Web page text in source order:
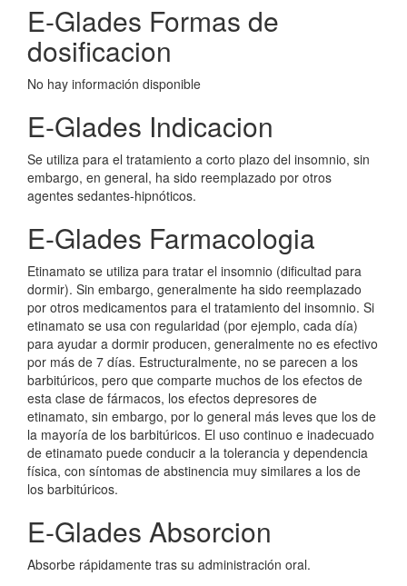
E-Glades Formas de
dosificacion
No hay información disponible
E-Glades Indicacion
Se utiliza para el tratamiento a corto plazo del insomnio, sin
embargo, en general, ha sido reemplazado por otros
agentes sedantes-hipnóticos.
E-Glades Farmacologia
Etinamato se utiliza para tratar el insomnio (dificultad para
dormir). Sin embargo, generalmente ha sido reemplazado
por otros medicamentos para el tratamiento del insomnio. Si
etinamato se usa con regularidad (por ejemplo, cada día)
para ayudar a dormir producen, generalmente no es efectivo
por más de 7 días. Estructuralmente, no se parecen a los
barbitúricos, pero que comparte muchos de los efectos de
esta clase de fármacos, los efectos depresores de
etinamato, sin embargo, por lo general más leves que los de
la mayoría de los barbitúricos. El uso continuo e inadecuado
de etinamato puede conducir a la tolerancia y dependencia
física, con síntomas de abstinencia muy similares a los de
los barbitúricos.
E-Glades Absorcion
Absorbe rápidamente tras su administración oral.